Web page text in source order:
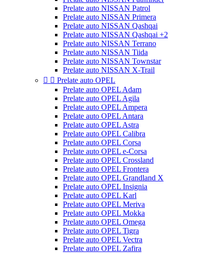
Prelate auto NISSAN Patrol
Prelate auto NISSAN Primera
Prelate auto NISSAN Qashqai
Prelate auto NISSAN Qashqai +2
Prelate auto NISSAN Terrano
Prelate auto NISSAN Tiida
Prelate auto NISSAN Townstar
Prelate auto NISSAN X-Trail
  Prelate auto OPEL
Prelate auto OPEL Adam
Prelate auto OPEL Agila
Prelate auto OPEL Ampera
Prelate auto OPEL Antara
Prelate auto OPEL Astra
Prelate auto OPEL Calibra
Prelate auto OPEL Corsa
Prelate auto OPEL e-Corsa
Prelate auto OPEL Crossland
Prelate auto OPEL Frontera
Prelate auto OPEL Grandland X
Prelate auto OPEL Insignia
Prelate auto OPEL Karl
Prelate auto OPEL Meriva
Prelate auto OPEL Mokka
Prelate auto OPEL Omega
Prelate auto OPEL Tigra
Prelate auto OPEL Vectra
Prelate auto OPEL Zafira